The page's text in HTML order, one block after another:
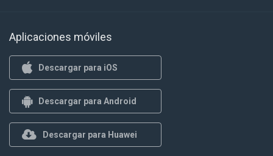
Aplicaciones móviles
Descargar para iOS
Descargar para Android
Descargar para Huawei